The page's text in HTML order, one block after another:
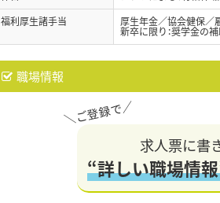
福利厚生諸手当
厚生年金／協会健保／
新卒に限り：奨学金の
職場情報
求人票に書
“詳しい職場情